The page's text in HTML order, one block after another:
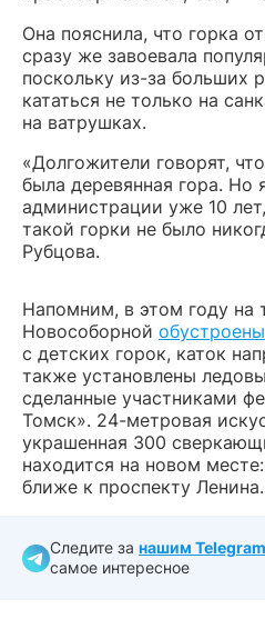
Она пояснила, что горка
сразу же завоевала
поскольку из-за больших
кататься не только на
на ватрушках.
«Долгожители говорят,
была деревянная гора. Но
администрации уже 10
такой горки не было
Рубцова.
Напомним, в этом году на
Новособорной обустроены
с детских горок, каток
также установлены
сделанные участниками
Томск». 24-метровая
украшенная 300
находится на новом
ближе к проспекту Ленина.
Следите за нашим Telegram
самое интересное